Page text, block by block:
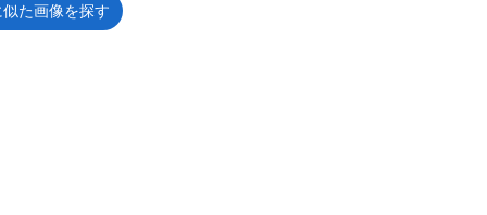
た画像を探す